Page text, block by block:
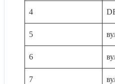
4
5
6
7